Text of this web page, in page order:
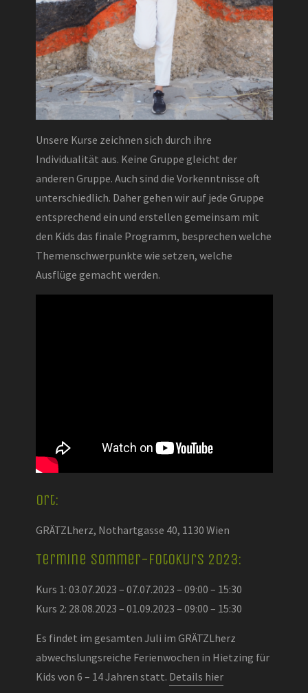
Unsere Kurse zeichnen sich durch ihre
Individualität aus. Keine Gruppe gleicht der
anderen Gruppe. Auch sind die Vorkenntnisse oft
unterschiedlich. Daher gehen wir auf jede Gruppe
entsprechend ein und erstellen gemeinsam mit
den Kids das finale Programm, besprechen welche
Themenschwerpunkte wie setzen, welche
Ausflüge gemacht werden.
Ort:
GRÄTZLherz, Nothartgasse 40, 1130 Wien
Termine Sommer-Fotokurs 2023:
Kurs 1: 03.07.2023 – 07.07.2023 – 09:00 – 15:30
Kurs 2: 28.08.2023 – 01.09.2023 – 09:00 – 15:30
Es findet im gesamten Juli im GRÄTZLherz
abwechslungsreiche Ferienwochen in Hietzing für
Kids von 6 – 14 Jahren statt. Details hier